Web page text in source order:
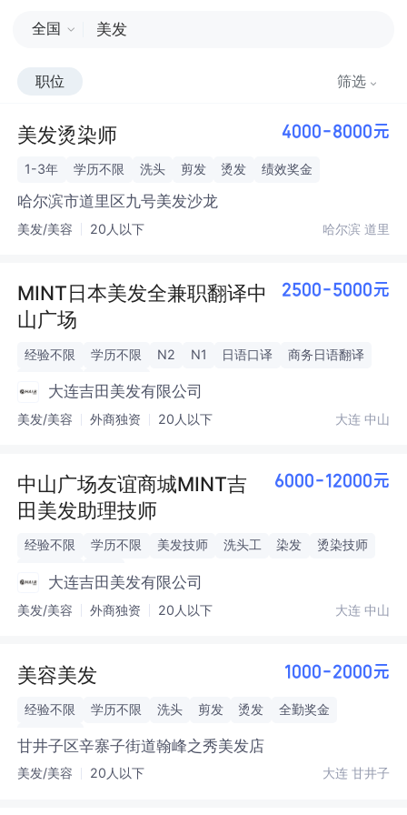
全国
职位 筛选
美发烫染师 4000-8000元
1-3年 学历不限 洗头 剪发 烫发 绩效奖金
哈尔滨市道里区九号美发沙龙
美发/美容 20人以下 哈尔滨 道里
MINT日本美发全兼职翻译中
山广场
2500-5000元
经验不限 学历不限 N2 N1 日语口译
商务日语翻译
性格开朗
大连吉田美发有限公司
美发/美容 外商独资 20人以下 大连 中山
中山广场友谊商城MINT吉
田美发助理技师
6000-12000元
经验不限 学历不限 美发技师 洗头工 染发
烫染技师
洗头
大连吉田美发有限公司
美发/美容 外商独资 20人以下 大连 中山
美容美发 1000-2000元
经验不限 学历不限 洗头 剪发 烫发
全勤奖金
餐饮补贴
甘井子区辛寨子街道翰峰之秀美发店
美发/美容 20人以下 大连 甘井子